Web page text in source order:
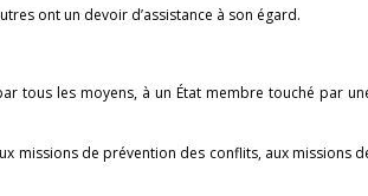
ont un devoir d’assistance à son égard.
tous les moyens, à un État membre touché par
missions de prévention des conflits, aux missions